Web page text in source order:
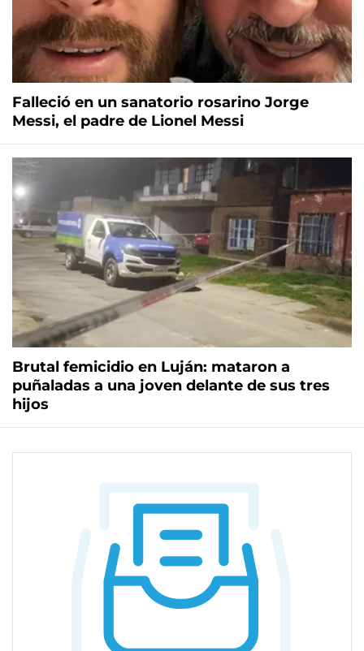
Falleció en un sanatorio rosarino Jorge
Messi, el padre de Lionel Messi
Brutal femicidio en Luján: mataron a
puñaladas a una joven delante de sus tres
hijos